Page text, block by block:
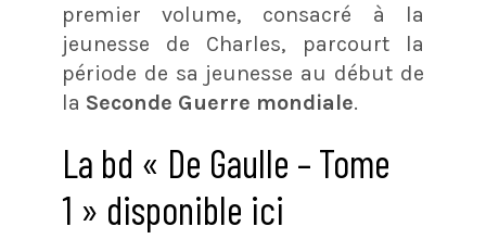
premier volume, consacré à la
jeunesse de Charles, parcourt la
période de sa jeunesse au début de
la Seconde Guerre mondiale.
La bd « De Gaulle – Tome
1 » disponible ici